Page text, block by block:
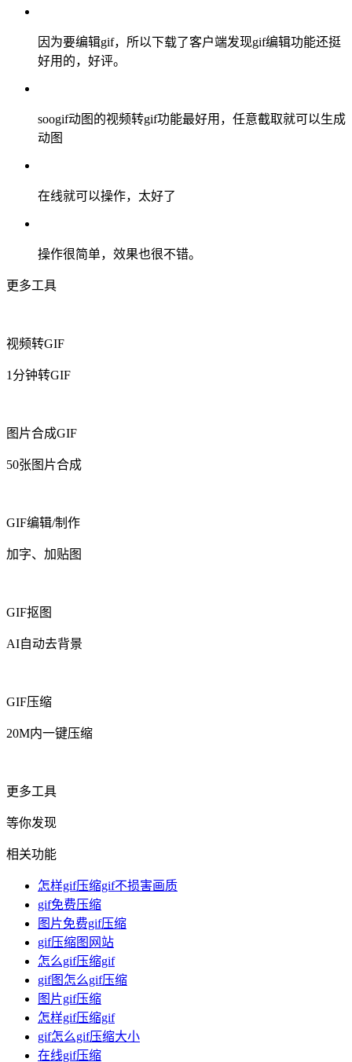
因为要编辑gif，所以下载了客户端发现gif编辑功能还挺
好用的，好评。
soogif动图的视频转gif功能最好用，任意截取就可以生成
动图
在线就可以操作，太好了
操作很简单，效果也很不错。
更多工具
视频转GIF
1分钟转GIF
图片合成GIF
50张图片合成
GIF编辑/制作
加字、加贴图
GIF抠图
AI自动去背景
GIF压缩
20M内一键压缩
更多工具
等你发现
相关功能
怎样gif压缩gif不损害画质
gif免费压缩
图片免费gif压缩
gif压缩图网站
怎么gif压缩gif
gif图怎么gif压缩
图片gif压缩
怎样gif压缩gif
gif怎么gif压缩大小
在线gif压缩